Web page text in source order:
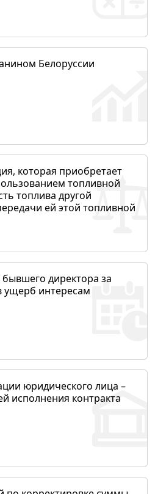
Белоруссии
которая приобретает
топливной
топлива другой
ей этой топливной
директора за
ущерб интересам
юридического лица –
исполнения контракта